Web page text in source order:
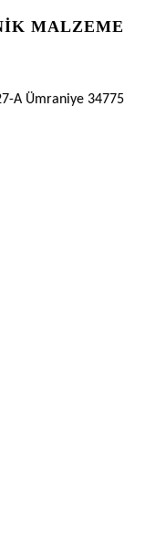
MALZEME
A Ümraniye 34775